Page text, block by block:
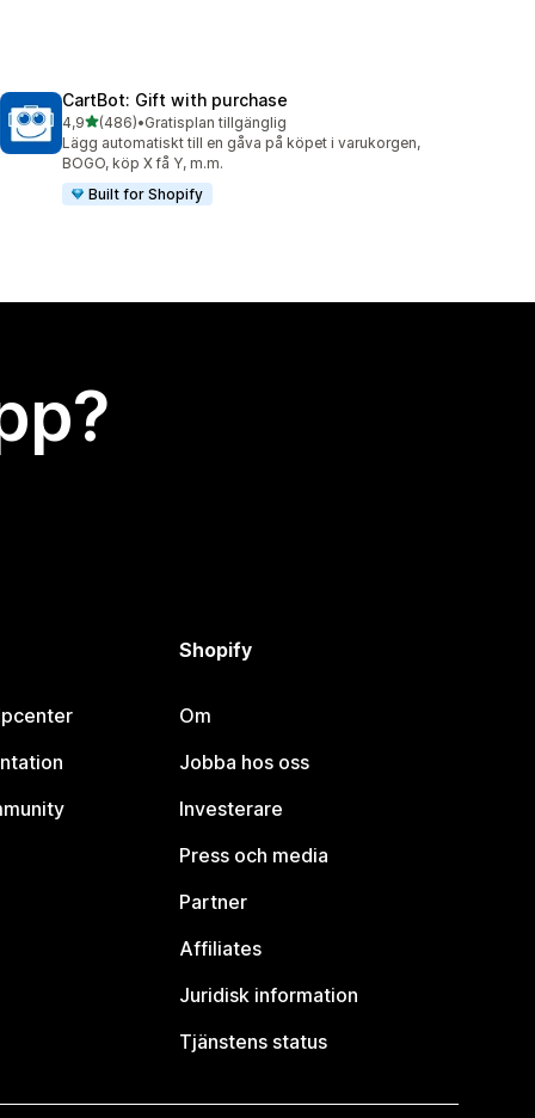
CartBot: Gift with purchase
4,9av 5 stjärnor
(486)
486 recensioner totalt
•Gratisplan tillgänglig
Lägg automatiskt till en gåva på köpet i varukorgen,
BOGO, köp X få Y, m.m.
Built for Shopify
Shopify
Om
Jobba hos oss
Investerare
Press och media
Partner
Affiliates
Juridisk information
Tjänstens status